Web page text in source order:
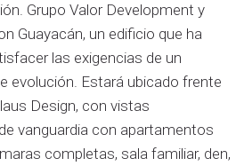
Grupo Valor Development y
Guayacán, un edificio que ha
las exigencias de un
evolución. Estará ubicado frente
Design, con vistas
vanguardia con apartamentos
completas, sala familiar, den,